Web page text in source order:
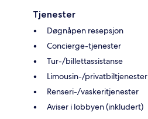
Tjenester
Døgnåpen resepsjon
Concierge-tjenester
Tur-/billettassistanse
Limousin-/privatbiltjenester
Renseri-/vaskeritjenester
Aviser i lobbyen (inkludert)